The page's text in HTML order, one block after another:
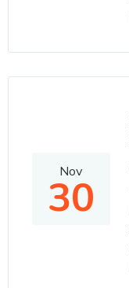
Nov
30